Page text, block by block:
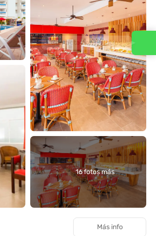
16 fotos más
Más info
Contacta con nosotros